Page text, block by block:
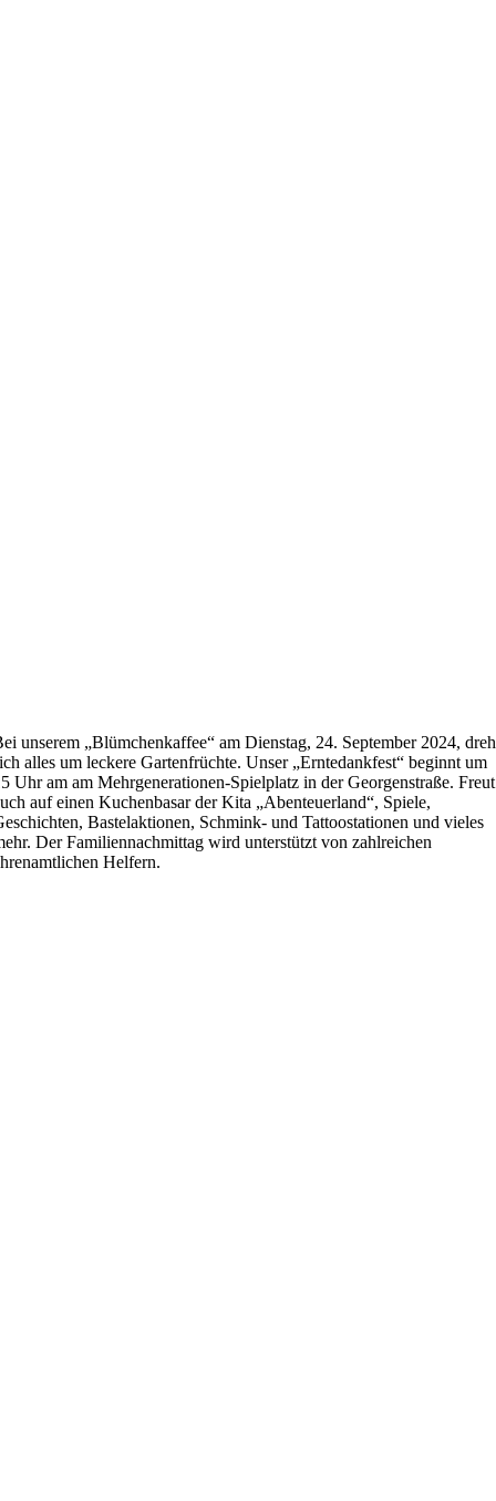
unserem „Blümchenkaffee“ am Dienstag, 24. September 2024,
alles um leckere Gartenfrüchte. Unser „Erntedankfest“ beginnt um
Uhr am am Mehrgenerationen-Spielplatz in der Georgenstraße. Freut
auf einen Kuchenbasar der Kita „Abenteuerland“, Spiele,
Bastelaktionen, Schmink- und Tattoostationen und vieles
Der Familiennachmittag wird unterstützt von zahlreichen
Helfern.